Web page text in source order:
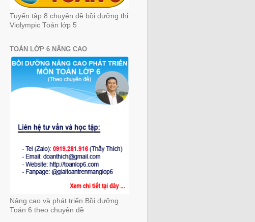
Tuyển tập 8 chuyên đề bồi dưỡng thi
Violympic Toán lớp 5
TOÁN LỚP 6 NÂNG CAO
Nâng cao và phát triển Bồi dưỡng
Toán 6 theo chuyên đề